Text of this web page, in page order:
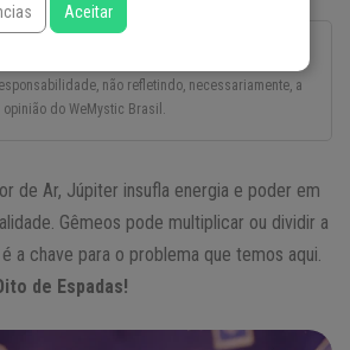
todo o cuidado e carinho por um autor convidado.
não refletindo, necessariamente, a
opinião do WeMystic Brasil.
de Ar, Júpiter insufla energia e poder em
Gêmeos pode multiplicar ou dividir a
a chave para o problema que temos aqui.
de Espadas!
Aceitar